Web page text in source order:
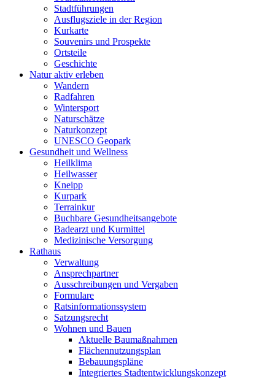
Stadtführungen
Ausflugsziele in der Region
Kurkarte
Souvenirs und Prospekte
Ortsteile
Geschichte
Natur aktiv erleben
Wandern
Radfahren
Wintersport
Naturschätze
Naturkonzept
UNESCO Geopark
Gesundheit und Wellness
Heilklima
Heilwasser
Kneipp
Kurpark
Terrainkur
Buchbare Gesundheitsangebote
Badearzt und Kurmittel
Medizinische Versorgung
Rathaus
Verwaltung
Ansprechpartner
Ausschreibungen und Vergaben
Formulare
Ratsinformationssystem
Satzungsrecht
Wohnen und Bauen
Aktuelle Baumaßnahmen
Flächennutzungsplan
Bebauungspläne
Integriertes Stadtentwicklungskonzept